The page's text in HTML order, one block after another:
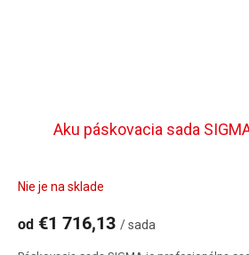
Aku páskovacia sada
Nie je na sklade
od €1 716,13 / sada